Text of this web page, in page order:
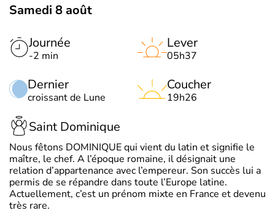
Samedi 8 août
Journée
-2 min
Dernier
croissant de Lune
Lever
05h37
Coucher
19h26
Saint Dominique
Nous fêtons DOMINIQUE qui vient du latin et signifie le
maître, le chef. A l’époque romaine, il désignait une
relation d’appartenance avec l’empereur. Son succès lui a
permis de se répandre dans toute l’Europe latine.
Actuellement, c’est un prénom mixte en France et devenu
très rare.